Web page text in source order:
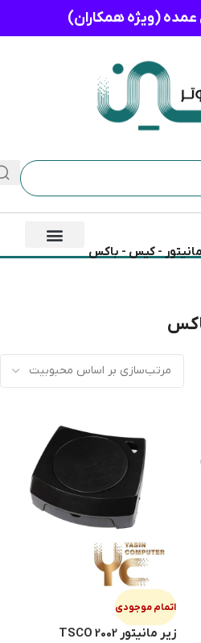
عمده (ویژه همکاران)
مانیتور - کیس - باکس
اتمام موجودی
زیر مانیتور TSCO 2002